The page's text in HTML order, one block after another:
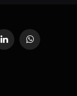
LinkedInWhatsApp